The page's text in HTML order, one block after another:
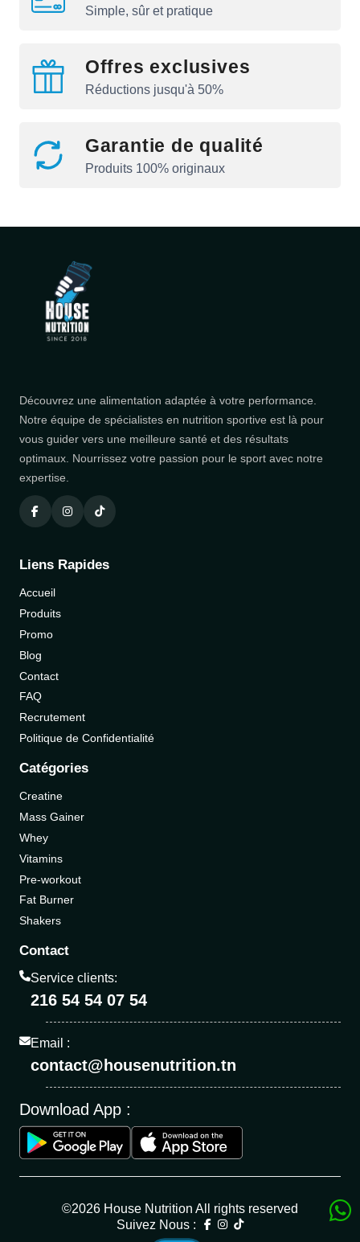
Simple, sûr et pratique
Offres exclusives
Réductions jusqu'à 50%
Garantie de qualité
Produits 100% originaux
Découvrez une alimentation adaptée à votre performance.
Notre équipe de spécialistes en nutrition sportive est là pour
vous guider vers une meilleure santé et des résultats
optimaux. Nourrissez votre passion pour le sport avec notre
expertise.
Liens Rapides
Accueil
Produits
Promo
Blog
Contact
FAQ
Recrutement
Politique de Confidentialité
Catégories
Creatine
Mass Gainer
Whey
Vitamins
Pre-workout
Fat Burner
Shakers
Contact
Service clients:
216 54 54 07 54
Email :
contact@housenutrition.tn
Download App :
©2026 House Nutrition All rights reserved
Suivez Nous :